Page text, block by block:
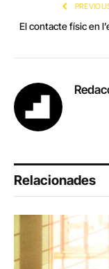
El contacte físic en
Relacionades